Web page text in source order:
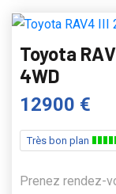
Toyota
4WD
12900 €
Très bon plan
Prenez rendez-